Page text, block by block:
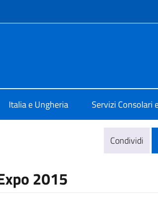
Italia e Ungheria Servizi Consolari
Condividi
2015